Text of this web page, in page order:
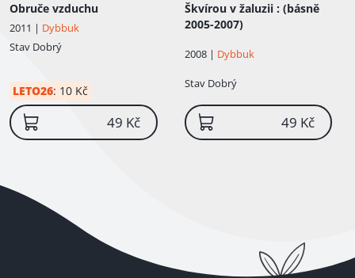
Obruče vzduchu
2011 | Dybbuk
Stav Dobrý
LETO26: 10 Kč
49 Kč
Škvírou v žaluzii : (básně
2005-2007)
2008 | Dybbuk
Stav Dobrý
49 Kč